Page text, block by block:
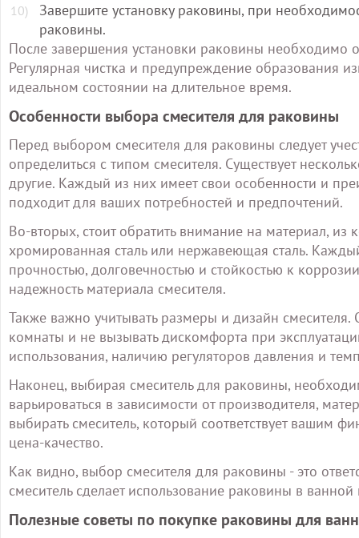
Завершите установку раковины, при
раковины.
После завершения установки раковины необходимо
Регулярная чистка и предупреждение образования
идеальном состоянии на длительное время.
Особенности выбора смесителя для раковины
Перед выбором смесителя для раковины следует
определиться с типом смесителя. Существует
другие. Каждый из них имеет свои особенности и
подходит для ваших потребностей и предпочтений.
Во-вторых, стоит обратить внимание на материал, из
хромированная сталь или нержавеющая сталь.
прочностью, долговечностью и стойкостью к
надежность материала смесителя.
Также важно учитывать размеры и дизайн
комнаты и не вызывать дискомфорта при
использования, наличию регуляторов давления и
Наконец, выбирая смеситель для раковины,
варьироваться в зависимости от производителя,
выбирать смеситель, который соответствует вашим
цена-качество.
Как видно, выбор смесителя для раковины - это
смеситель сделает использование раковины в
Полезные советы по покупке раковины для